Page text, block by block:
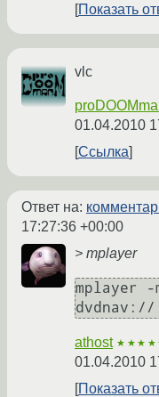
Показать
vlc
01.04.2010
Ссылка
Ответ на:
17:27:36 +00:00
> mplayer
mplayer -
dvdnav://
athost
01.04.2010
Показать